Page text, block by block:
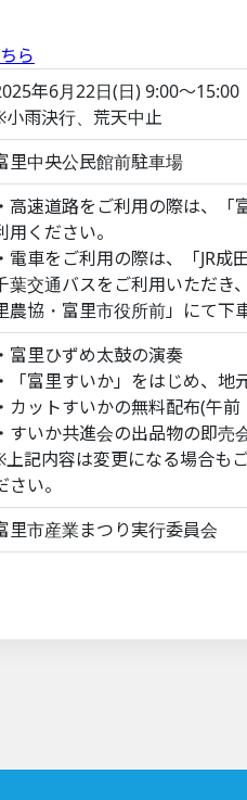
ら
年6月22日(日) 9:00～15:00
雨決行、荒天中止
里中央公民館前駐車場
・高速道路をご利用の際は、
用ください。
・電車をご利用の際は、「JR
葉交通バスをご利用いただき
農協・富里市役所前」にて下
・富里ひずめ太鼓の演奏
・「富里すいか」をはじめ、地
・カットすいかの無料配布(午
・すいか共進会の出品物の即売
記内容は変更になる場合も
さい。
里市産業まつり実行委員会